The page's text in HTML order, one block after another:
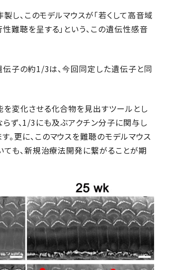
、このモデルマウスが「若くして高音域
難聴を呈する」という、この遺伝性感音
子の約1/3は、今回同定した遺伝子と同
変化させる化合物を見出すツールとし
ず、1/3にも及ぶアクチン分子に関与し
更に、このマウスを難聴のモデルマウス
ても、新規治療法開発に繋がることが期